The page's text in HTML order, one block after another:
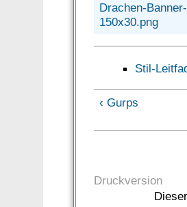
Drachen-Banner-
150x30.png
Stil-
‹ Gurps
Druckversion